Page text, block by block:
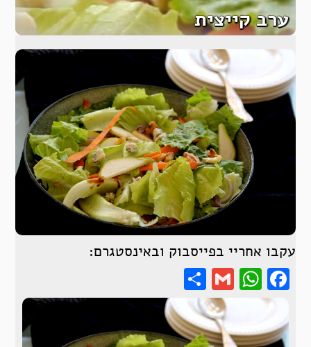
ערב קייצית
עקבו אחריי בפייסבוק ובאינסטגרם:
Facebook
WhatsApp
Gmail